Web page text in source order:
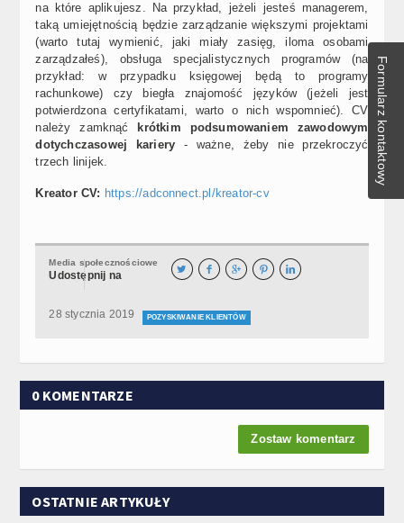
na które aplikujesz. Na przykład, jeżeli jesteś managerem,
taką umiejętnością będzie zarządzanie większymi projektami
(warto tutaj wymienić, jaki miały zasięg, iloma osobami
zarządzałeś), obsługa specjalistycznych programów (na
przykład: w przypadku księgowej będą to programy
rachunkowe) czy biegła znajomość języków (jeżeli jest
potwierdzona certyfikatami, warto o nich wspomnieć). CV
należy zamknąć
krótkim podsumowaniem zawodowym
dotychczasowej kariery - ważne, żeby nie przekroczyć
trzech linijek.
Kreator CV: https://adconnect.pl/kreator-cv
Media społecznościowe
Udostępnij na     
28 stycznia 2019 POZYSKIWANIE KLIENTÓW
0 KOMENTARZE
Zostaw komentarz
OSTATNIE ARTYKUŁY
Formularz kontaktowy